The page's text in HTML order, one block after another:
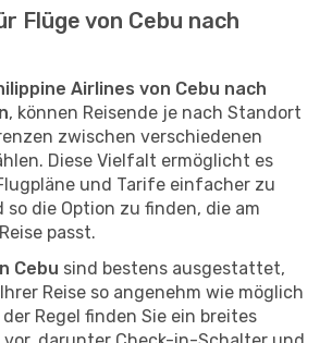
Flüge von Cebu nach
Airlines von Cebu nach
, können Reisende je nach Standort
zwischen verschiedenen
Diese Vielfalt ermöglicht es
und Tarife einfacher zu
die Option zu finden, die am
passt.
Cebu sind bestens ausgestattet,
Reise so angenehm wie möglich
Regel finden Sie ein breites